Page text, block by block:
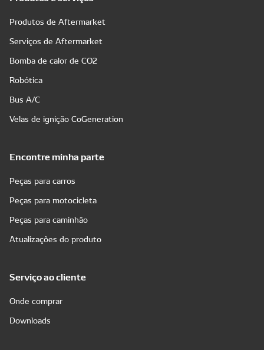
Produtos de Aftermarket
Serviços de Aftermarket
Bomba de calor de CO2
Robótica
Bus A/C
Velas de ignição CoGeneration
Encontre minha parte
Peças para carros
Peças para motocicleta
Peças para caminhão
Atualizações do produto
Serviço ao cliente
Onde comprar
Downloads